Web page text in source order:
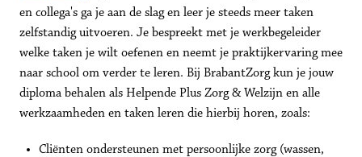
en collega's ga je aan de slag en leer je steeds meer taken
zelfstandig uitvoeren. Je bespreekt met je werkbegeleider
welke taken je wilt oefenen en neemt je praktijkervaring mee
naar school om verder te leren. Bij BrabantZorg kun je jouw
diploma behalen als Helpende Plus Zorg & Welzijn en alle
werkzaamheden en taken leren die hierbij horen, zoals:
Cliënten ondersteunen met persoonlijke zorg (wassen,